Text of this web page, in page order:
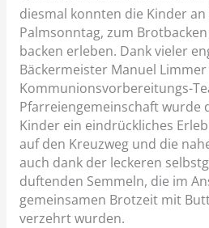
diesmal konnten die Kinder
Palmsonntag, zum
backen erleben. Dank vieler
Bäckermeister Manuel
Kommunionsvorbereitungs-
Pfarreiengemeinschaft wurde
Kinder ein eindrückliches
auf den Kreuzweg und die
auch dank der leckeren
duftenden Semmeln, die im
gemeinsamen Brotzeit mit
verzehrt wurden.